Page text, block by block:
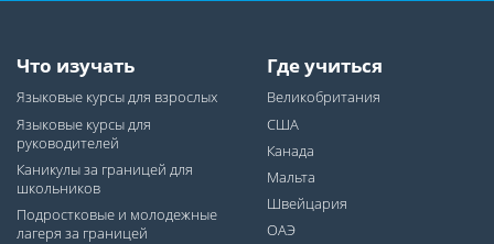
Что изучать
Языковые курсы для взрослых
Языковые курсы для
руководителей
Каникулы за границей для
школьников
Подростковые и молодежные
лагеря за границей
Где учиться
Великобритания
США
Канада
Мальта
Швейцария
ОАЭ